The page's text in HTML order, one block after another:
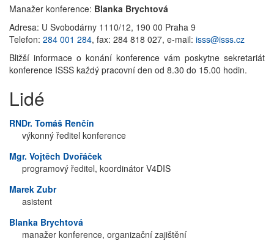
Manažer konference: Blanka Brychtová
Adresa: U Svobodárny 1110/12, 190 00 Praha 9
Telefon: 284 001 284, fax: 284 818 027, e-mail: isss@isss.cz
Bližší informace o konání konference vám poskytne sekretariát
konference ISSS každý pracovní den od 8.30 do 15.00 hodin.
Lidé
RNDr. Tomáš Renčín
výkonný ředitel konference
Mgr. Vojtěch Dvořáček
programový ředitel, koordinátor V4DIS
Marek Zubr
asistent
Blanka Brychtová
manažer konference, organizační zajištění